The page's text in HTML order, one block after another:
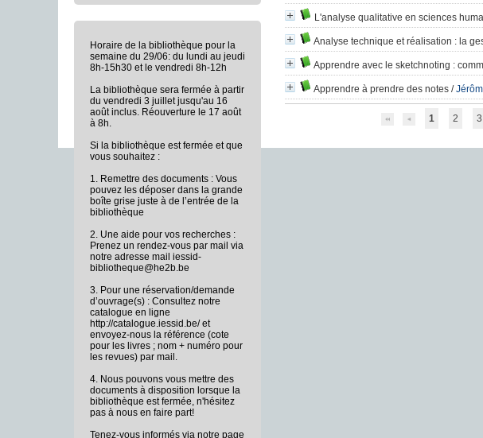
L'analyse qualitative en sciences
Analyse technique et réalisation : la
Apprendre avec le sketchnoting :
Apprendre à prendre des notes/
1 2 3
Horaire de la bibliothèque pour la
semaine du 29/06: du lundi au jeudi
8h-15h30 et le vendredi 8h-12h
La bibliothèque sera fermée à partir
du vendredi 3 juillet jusqu'au 16
août inclus. Réouverture le 17 août
à 8h.
Si la bibliothèque est fermée et que
vous souhaitez :
1. Remettre des documents : Vous
pouvez les déposer dans la grande
boîte grise juste à de l’entrée de la
bibliothèque
2. Une aide pour vos recherches :
Prenez un rendez-vous par mail via
notre adresse mail iessid-
bibliotheque@he2b.be
3. Pour une réservation/demande
d’ouvrage(s) : Consultez notre
catalogue en ligne
http://catalogue.iessid.be/ et
envoyez-nous la référence (cote
pour les livres ; nom + numéro pour
les revues) par mail.
4. Nous pouvons vous mettre des
documents à disposition lorsque la
bibliothèque est fermée, n'hésitez
pas à nous en faire part!
Tenez-vous informés via notre page